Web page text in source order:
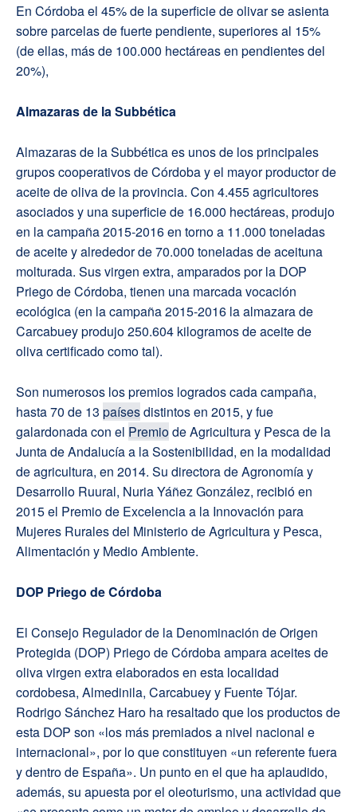
En Córdoba el 45% de la superficie de olivar se asienta
sobre parcelas de fuerte pendiente, superiores al 15%
(de ellas, más de 100.000 hectáreas en pendientes del
20%),
Almazaras de la Subbética
Almazaras de la Subbética es unos de los principales
grupos cooperativos de Córdoba y el mayor productor de
aceite de oliva de la provincia. Con 4.455 agricultores
asociados y una superficie de 16.000 hectáreas, produjo
en la campaña 2015-2016 en torno a 11.000 toneladas
de aceite y alrededor de 70.000 toneladas de aceituna
molturada. Sus virgen extra, amparados por la DOP
Priego de Córdoba, tienen una marcada vocación
ecológica (en la campaña 2015-2016 la almazara de
Carcabuey produjo 250.604 kilogramos de aceite de
oliva certificado como tal).
Son numerosos los premios logrados cada campaña,
hasta 70 de 13 paísesdistintos en 2015, y fue
galardonada con el Premiode Agricultura y Pesca de la
Junta de Andalucía a la Sostenibilidad, en la modalidad
de agricultura, en 2014. Su directora de Agronomía y
Desarrollo Ruural, Nuria Yáñez González, recibió en
2015 el Premio de Excelencia a la Innovación para
Mujeres Rurales del Ministerio de Agricultura y Pesca,
Alimentación y Medio Ambiente.
DOP Priego de Córdoba
El Consejo Regulador de la Denominación de Origen
Protegida (DOP) Priego de Córdoba ampara aceites de
oliva virgen extra elaborados en esta localidad
cordobesa, Almedinila, Carcabuey y Fuente Tójar.
Rodrigo Sánchez Haro ha resaltado que los productos de
esta DOP son «los más premiados a nivel nacional e
internacional», por lo que constituyen «un referente fuera
y dentro de España». Un punto en el que ha aplaudido,
además, su apuesta por el oleoturismo, una actividad que